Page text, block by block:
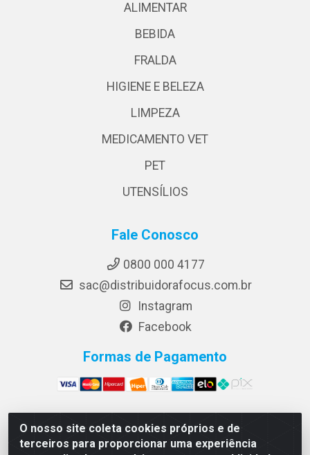
O nosso site coleta cookies próprios e de
terceiros para proporcionar uma experiência
ALIMENTAR
BEBIDA
FRALDA
HIGIENE E BELEZA
LIMPEZA
MEDICAMENTO VET
PET
UTENSÍLIOS
Fale Conosco
0800 000 4177
sac@distribuidorafocus.com.br
Instagram
Facebook
Formas de Pagamento
Focus Distribuidora LTDA - Rua Republica Eslovaca, 1121
- Muribeca, Jaboatão dos Guararapes/PE - CEP 54350-